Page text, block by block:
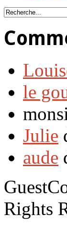
le
Julie
aude
Rights